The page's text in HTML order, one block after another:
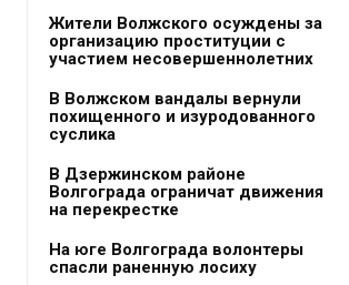
Жители Волжского осуждены за
организацию проституции с
участием несовершеннолетних
В Волжском вандалы вернули
похищенного и изуродованного
суслика
В Дзержинском районе
Волгограда ограничат движения
на перекрестке
На юге Волгограда волонтеры
спасли раненную лосиху